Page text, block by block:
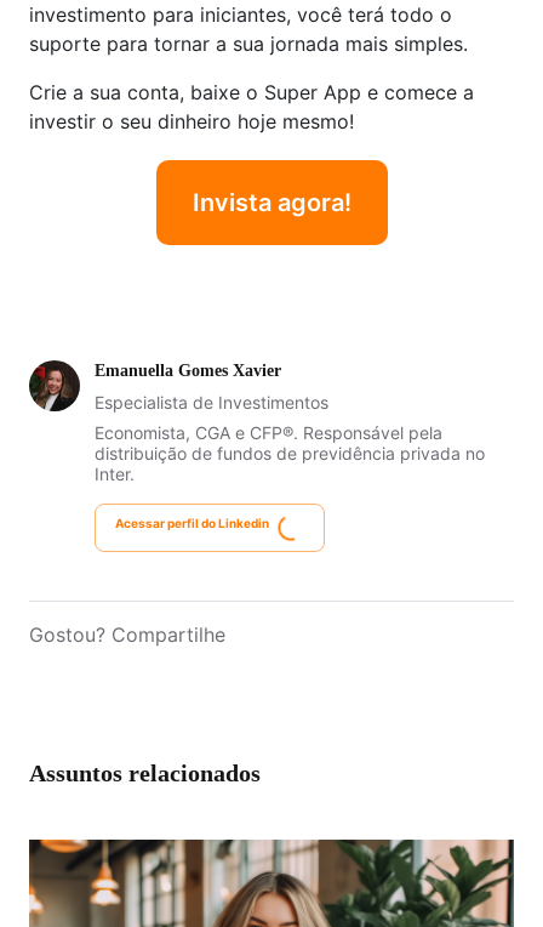
investimento para iniciantes, você terá todo o
suporte para tornar a sua jornada mais simples.
Crie a sua conta, baixe o Super App e comece a
investir o seu dinheiro hoje mesmo!
Invista agora!
Emanuella Gomes Xavier
Especialista de Investimentos
Economista, CGA e CFP®. Responsável pela
distribuição de fundos de previdência privada no
Inter.
Acessar perfil do Linkedin
Gostou? Compartilhe
Assuntos relacionados